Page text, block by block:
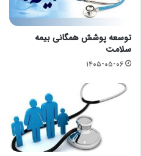
توسعه پوشش همگانی بیمه
سلامت
۱۴۰۵-۰۵-۰۶